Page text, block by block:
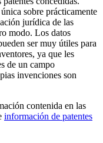
sobre prácticamente
jurídica de las
modo. Los datos
ser muy útiles para
ya que les
de un campo
invenciones son
contenida en las
información de patentes